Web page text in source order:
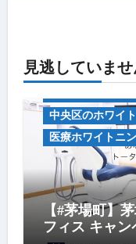
見逃していませ
中央区のホワイ
医療ホワイトニ
【#茅場町】
フィス キャン